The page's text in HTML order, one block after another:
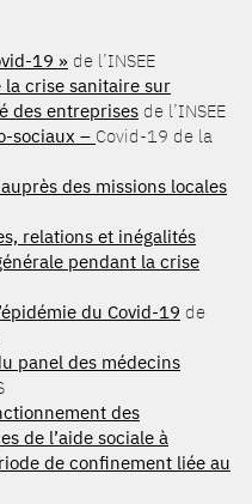
19 »de l’INSEE
la crise sanitaire sur
des entreprisesde l’INSEE
sociaux – Covid-19 de la
des missions locales
relations et inégalités
pendant la crise
du Covid-19 de
panel des médecins
des
de l’aide sociale à
de confinement liée au